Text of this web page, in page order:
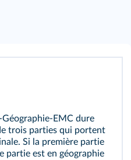
EMC dure
trois parties qui portent
Si la première partie
partie est en géographie